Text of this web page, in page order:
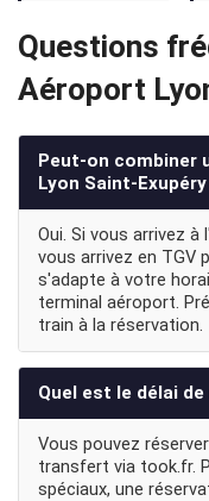
Questions
Aéroport
Peut-on combiner
Lyon Saint-Exupéry
Oui. Si vous arrivez
vous arrivez en TGV
s'adapte à votre
terminal aéroport.
train à la réservation.
Quel est le délai
Vous pouvez
transfert via took.fr.
spéciaux, une